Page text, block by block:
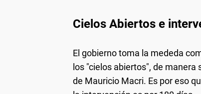
Cielos Abiertos e
El gobierno toma la mededa
los "cielos abiertos", de
de Mauricio Macri. Es por eso